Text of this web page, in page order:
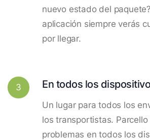
nuevo estado del
aplicación siempre verás
por llegar.
3 En todos los
Un lugar para todos los
los transportistas.
problemas en todos los